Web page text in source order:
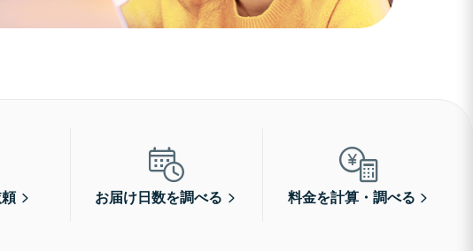
お届け日数を調べる 料金を計算・調べる